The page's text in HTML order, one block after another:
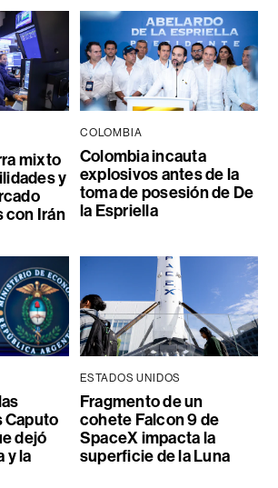
mixto
y
con Irán
COLOMBIA
Colombia incauta
explosivos antes de la
toma de posesión de De
la Espriella
Caputo
dejó
y la
ESTADOS UNIDOS
Fragmento de un
cohete Falcon 9 de
SpaceX impacta la
superficie de la Luna